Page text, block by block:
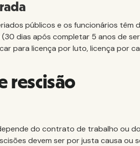
públicos e os funcionários têm
dias após completar 5 anos de
para licença por luto, licença por
rescisão
do contrato de trabalho ou
devem ser por justa causa ou